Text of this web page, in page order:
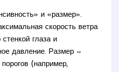
и «размер».
скорость ветра
глаза и
давление. Размер —
(например,